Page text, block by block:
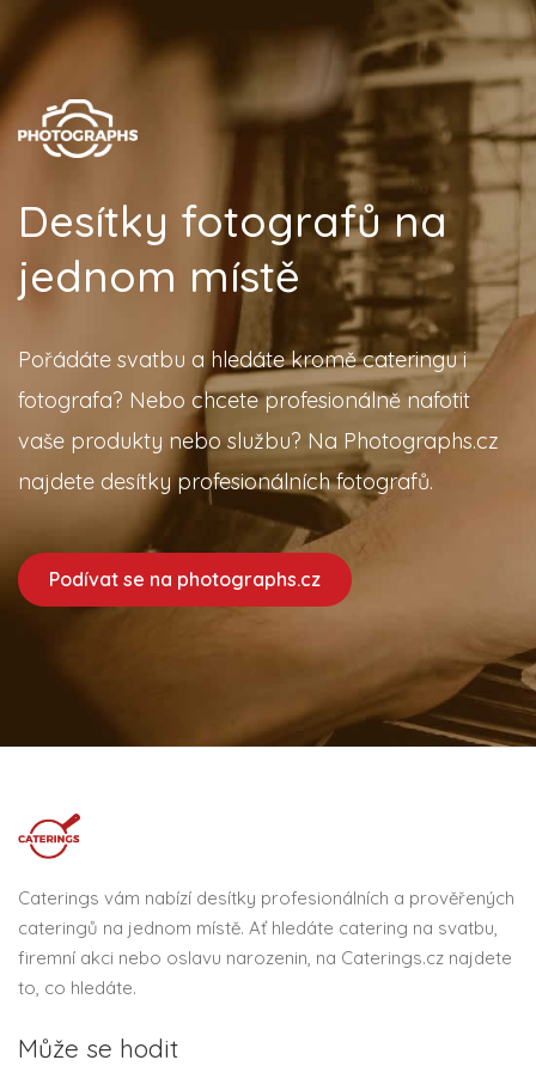
Desítky fotografů na
jednom místě
Pořádáte svatbu a hledáte kromě cateringu i
fotografa? Nebo chcete profesionálně nafotit
vaše produkty nebo službu? Na Photographs.cz
najdete desítky profesionálních fotografů.
Podívat se na photographs.cz
Caterings vám nabízí desítky profesionálních a prověřených
cateringů na jednom místě. Ať hledáte catering na svatbu,
firemní akci nebo oslavu narozenin, na Caterings.cz najdete
to, co hledáte.
Může se hodit